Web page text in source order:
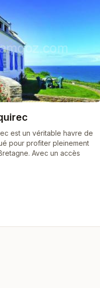
est un véritable havre de
pour profiter pleinement
Avec un accès